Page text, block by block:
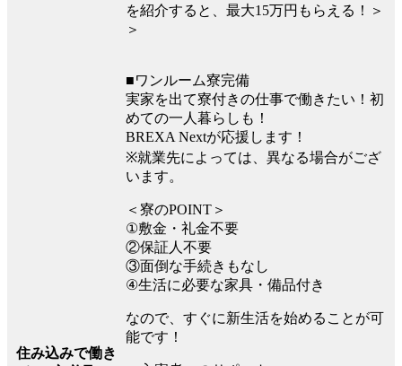
を紹介すると、最大15万円もらえる！＞
＞
住み込みで働き
■ワンルーム寮完備
実家を出て寮付きの仕事で働きたい！初
めての一人暮らしも！
BREXA Nextが応援します！
※就業先によっては、異なる場合がござ
います。
＜寮のPOINT＞
①敷金・礼金不要
②保証人不要
③面倒な手続きもなし
④生活に必要な家具・備品付き
なので、すぐに新生活を始めることが可
能です！